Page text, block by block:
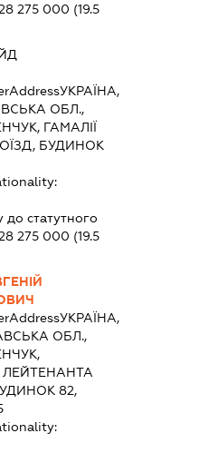
275 000 (19.5
УКРАЇНА,
ОБЛ.,
ГАМАЛІЇ
БУДИНОК
до статутного
275 000 (19.5
УКРАЇНА,
ОБЛ.,
82,